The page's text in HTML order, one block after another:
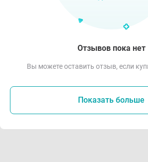
Отзывов пока нет
Вы можете оставить отзыв, если
Показать больше